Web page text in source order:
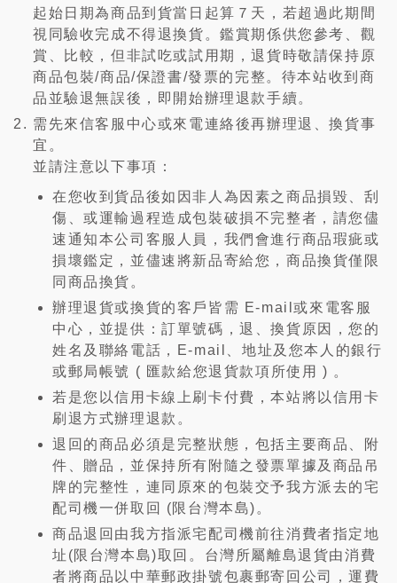
起始日期為商品到貨當日起算７天，若超過此期間
視同驗收完成不得退換貨。鑑賞期係供您參考、觀
賞、比較，但非試吃或試用期，退貨時敬請保持原
商品包裝/商品/保證書/發票的完整。待本站收到商
品並驗退無誤後，即開始辦理退款手續。
需先來信客服中心或來電連絡後再辦理退、換貨事
宜。
並請注意以下事項：
在您收到貨品後如因非人為因素之商品損毀、刮
傷、或運輸過程造成包裝破損不完整者，請您儘
速通知本公司客服人員，我們會進行商品瑕疵或
損壞鑑定，並儘速將新品寄給您，商品換貨僅限
同商品換貨。
辦理退貨或換貨的客戶皆需 E-mail或來電客服
中心，並提供：訂單號碼，退、換貨原因，您的
姓名及聯絡電話，E-mail、地址及您本人的銀行
或郵局帳號 ( 匯款給您退貨款項所使用 ) 。
若是您以信用卡線上刷卡付費，本站將以信用卡
刷退方式辦理退款。
退回的商品必須是完整狀態，包括主要商品、附
件、贈品，並保持所有附隨之發票單據及商品吊
牌的完整性，連同原來的包裝交予我方派去的宅
配司機一併取回 (限台灣本島)。
商品退回由我方指派宅配司機前往消費者指定地
址(限台灣本島)取回。台灣所屬離島退貨由消費
者將商品以中華郵政掛號包裹郵寄回公司，運費